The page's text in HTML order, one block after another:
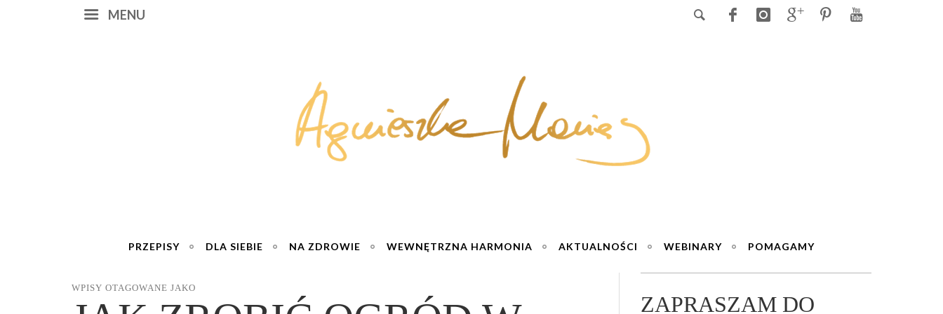
MENU
PRZEPISY DLA SIEBIE NA ZDROWIE WEWNĘTRZNA HARMONIA AKTUALNOŚCI WEBINARY POMAGAMY
WPISY OTAGOWANE JAKO
ZAPRASZAM DO